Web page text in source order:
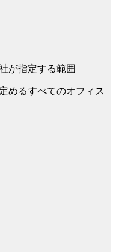
が指定する範囲
めるすべてのオフィス